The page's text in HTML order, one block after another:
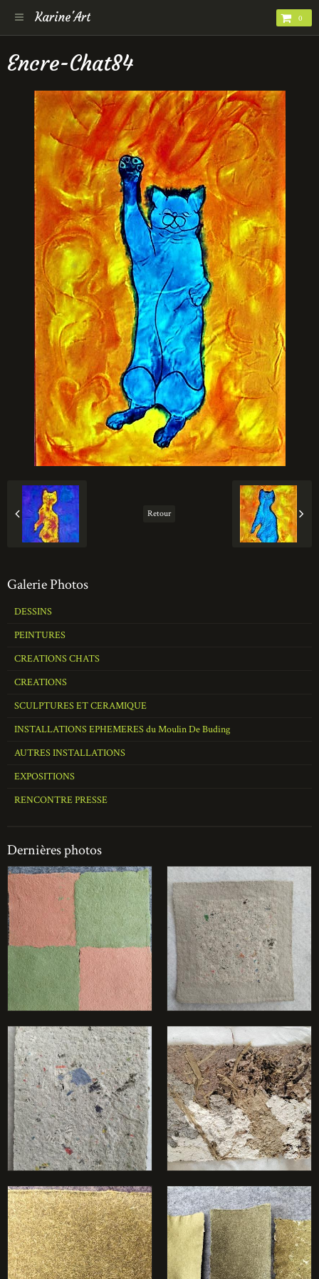
Karine'Art 0
Encre-Chat84
Retour
Galerie Photos
DESSINS
PEINTURES
CREATIONS CHATS
CREATIONS
SCULPTURES ET CERAMIQUE
INSTALLATIONS EPHEMERES du Moulin De Buding
AUTRES INSTALLATIONS
EXPOSITIONS
RENCONTRE PRESSE
Dernières photos